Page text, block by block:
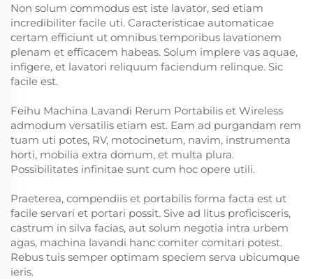
Non solum commodus est iste lavator, sed etiam
incredibiliter facile uti. Caracteristicae automaticae
certam efficiunt ut omnibus temporibus lavationem
plenam et efficacem habeas. Solum implere vas aquae,
infigere, et lavatori reliquum faciendum relinque. Sic
facile est.
Feihu Machina Lavandi Rerum Portabilis et Wireless
admodum versatilis etiam est. Eam ad purgandam rem
tuam uti potes, RV, motocinetum, navim, instrumenta
horti, mobilia extra domum, et multa plura.
Possibilitates infinitae sunt cum hoc opere utili.
Praeterea, compendiis et portabilis forma facta est ut
facile servari et portari possit. Sive ad litus proficisceris,
castrum in silva facias, aut solum negotia intra urbem
agas, machina lavandi hanc comiter comitari potest.
Rebus tuis semper optimam speciem serva ubicumque
ieris.